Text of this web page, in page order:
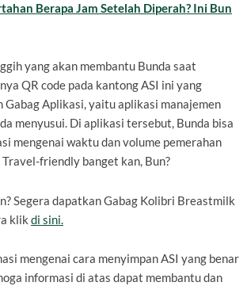
Berapa Jam Setelah Diperah? Ini Bun
yang akan membantu Bunda saat
QR code pada kantong ASI ini yang
Aplikasi, yaitu aplikasi manajemen
menyusui. Di aplikasi tersebut, Bunda bisa
mengenai waktu dan volume pemerahan
Travel-friendly banget kan, Bun?
Segera dapatkan Gabag Kolibri Breastmilk
klik di sini.
mengenai cara menyimpan ASI yang benar
informasi di atas dapat membantu dan